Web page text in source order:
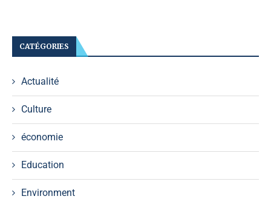
CATÉGORIES
Actualité
Culture
économie
Education
Environment